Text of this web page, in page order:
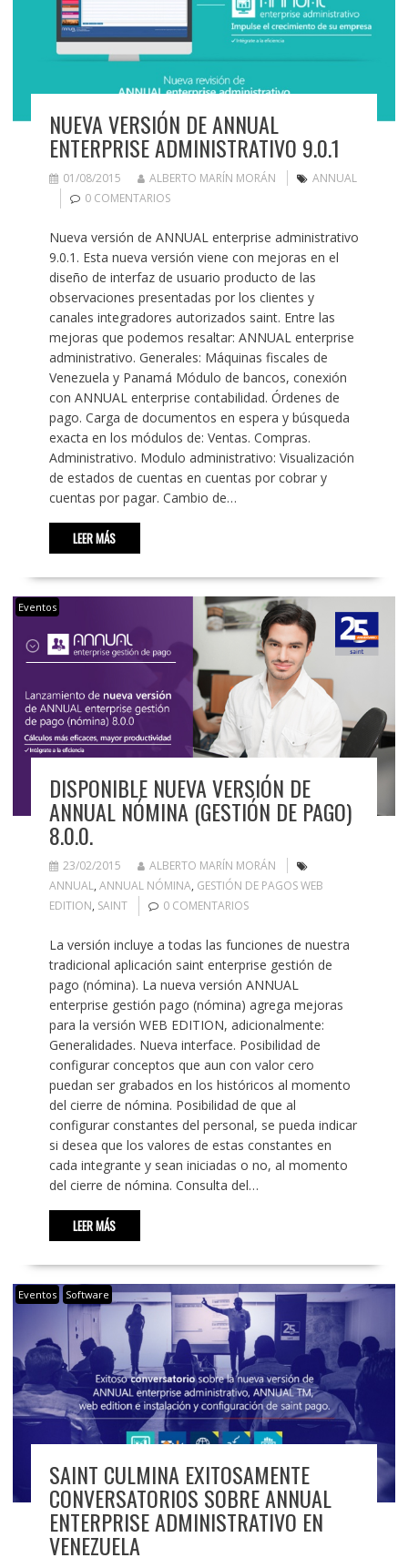
NUEVA VERSIÓN DE ANNUAL
ENTERPRISE ADMINISTRATIVO 9.0.1
01/08/2015 ALBERTO MARÍN MORÁN
ANNUAL
0 COMENTARIOS
Nueva versión de ANNUAL enterprise administrativo
9.0.1. Esta nueva versión viene con mejoras en el
diseño de interfaz de usuario producto de las
observaciones presentadas por los clientes y
canales integradores autorizados saint. Entre las
mejoras que podemos resaltar: ANNUAL enterprise
administrativo. Generales: Máquinas fiscales de
Venezuela y Panamá Módulo de bancos, conexión
con ANNUAL enterprise contabilidad. Órdenes de
pago. Carga de documentos en espera y búsqueda
exacta en los módulos de: Ventas. Compras.
Administrativo. Modulo administrativo: Visualización
de estados de cuentas en cuentas por cobrar y
cuentas por pagar. Cambio de…
LEER MÁS
Eventos
DISPONIBLE NUEVA VERSIÓN DE
ANNUAL NÓMINA (GESTIÓN DE PAGO)
8.0.0.
23/02/2015
ALBERTO MARÍN MORÁN
ANNUAL, ANNUAL NÓMINA, GESTIÓN DE PAGOS WEB
EDITION, SAINT 0 COMENTARIOS
La versión incluye a todas las funciones de nuestra
tradicional aplicación saint enterprise gestión de
pago (nómina). La nueva versión ANNUAL
enterprise gestión pago (nómina) agrega mejoras
para la versión WEB EDITION, adicionalmente:
Generalidades. Nueva interface. Posibilidad de
configurar conceptos que aun con valor cero
puedan ser grabados en los históricos al momento
del cierre de nómina. Posibilidad de que al
configurar constantes del personal, se pueda indicar
si desea que los valores de estas constantes en
cada integrante y sean iniciadas o no, al momento
del cierre de nómina. Consulta del…
LEER MÁS
Eventos Software
SAINT CULMINA EXITOSAMENTE
CONVERSATORIOS SOBRE ANNUAL
ENTERPRISE ADMINISTRATIVO EN
VENEZUELA